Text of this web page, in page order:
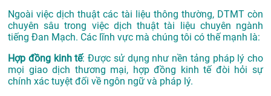
Ngoài việc dịch thuật các tài liệu thông thường, DTMT còn
chuyên sâu trong việc dịch thuật tài liệu chuyên ngành
tiếng Đan Mạch. Các lĩnh vực mà chúng tôi có thế mạnh là:
Hợp đồng kinh tế: Được sử dụng như nền tảng pháp lý cho
mọi giao dịch thương mại, hợp đồng kinh tế đòi hỏi sự
chính xác tuyệt đối về ngôn ngữ và pháp lý.